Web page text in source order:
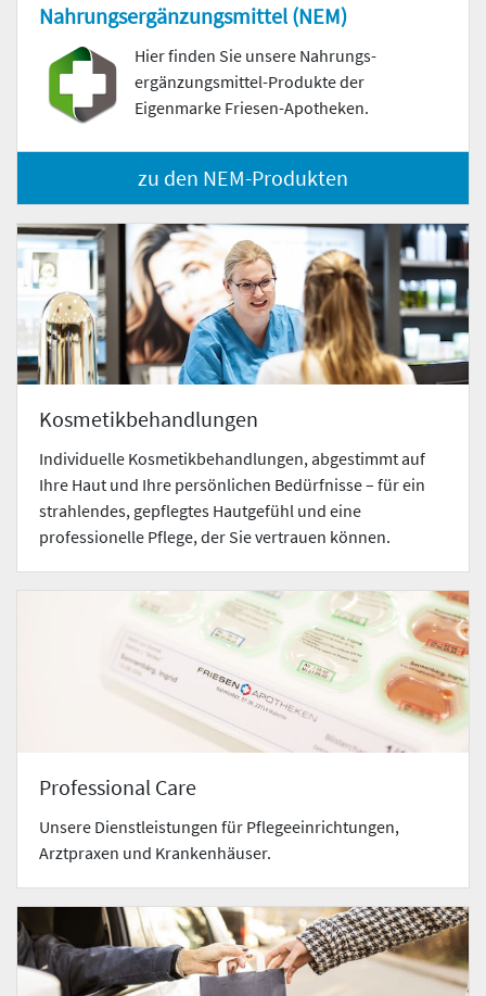
Nahrungs­ergänzungs­mittel (NEM)
Hier finden Sie unsere Nahrungs­
ergänzungs­mittel-Produkte der
Eigenmarke Friesen-Apotheken.
zu den NEM-Produkten
Kosmetikbehandlungen
Individuelle Kosmetikbehandlungen, abgestimmt auf
Ihre Haut und Ihre persönlichen Bedürfnisse – für ein
strahlendes, gepflegtes Hautgefühl und eine
professionelle Pflege, der Sie vertrauen können.
Professional Care
Unsere Dienstleistungen für Pflegeeinrichtungen,
Arztpraxen und Krankenhäuser.